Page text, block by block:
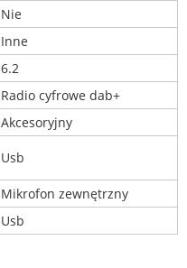
Nie
Inne
6.2
Radio cyfrowe dab+
Akcesoryjny
Usb
Mikrofon zewnętrzny
Usb